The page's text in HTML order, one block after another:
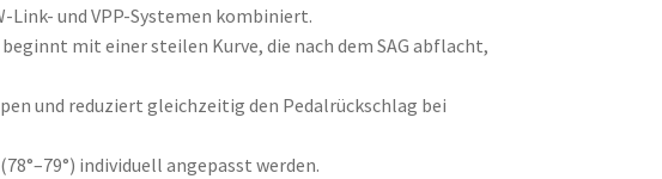
Link- und VPP-Systemen kombiniert.
mit einer steilen Kurve, die nach dem SAG abflacht,
und reduziert gleichzeitig den Pedalrückschlag bei
individuell angepasst werden.